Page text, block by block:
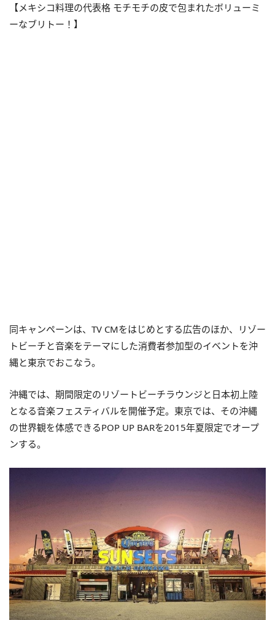
【メキシコ料理の代表格 モチモチの皮で包まれたボリューミ
ーなブリトー！】
同キャンペーンは、TV CMをはじめとする広告のほか、リゾー
トビーチと音楽をテーマにした消費者参加型のイベントを沖
縄と東京でおこなう。
沖縄では、期間限定のリゾートビーチラウンジと日本初上陸
となる音楽フェスティバルを開催予定。 東京では、その沖縄
の世界観を体感できるPOP UP BARを2015年夏限定でオープ
ンする。